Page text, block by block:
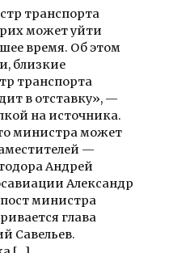
транспорта
может уйти
время. Об этом
близкие
транспорта
в отставку», —
на источника.
министра может
—
Андрей
Александр
министра
глава
Савельев.